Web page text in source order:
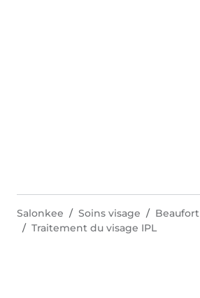
Salonkee Soins visage
Beaufort
Traitement du visage IPL